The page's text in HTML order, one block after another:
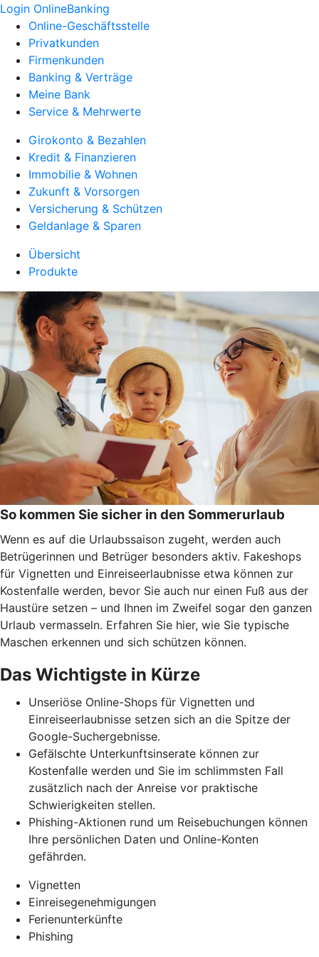
Login OnlineBanking
Online-Geschäftsstelle
Privatkunden
Firmenkunden
Banking & Verträge
Meine Bank
Service & Mehrwerte
Girokonto & Bezahlen
Kredit & Finanzieren
Immobilie & Wohnen
Zukunft & Vorsorgen
Versicherung & Schützen
Geldanlage & Sparen
Übersicht
Produkte
So kommen Sie sicher in den Sommerurlaub
Wenn es auf die Urlaubssaison zugeht, werden auch
Betrügerinnen und Betrüger besonders aktiv. Fakeshops
für Vignetten und Einreiseerlaubnisse etwa können zur
Kostenfalle werden, bevor Sie auch nur einen Fuß aus der
Haustüre setzen – und Ihnen im Zweifel sogar den ganzen
Urlaub vermasseln. Erfahren Sie hier, wie Sie typische
Maschen erkennen und sich schützen können.
Das Wichtigste in Kürze
Unseriöse Online-Shops für Vignetten und
Einreiseerlaubnisse setzen sich an die Spitze der
Google-Suchergebnisse.
Gefälschte Unterkunftsinserate können zur
Kostenfalle werden und Sie im schlimmsten Fall
zusätzlich nach der Anreise vor praktische
Schwierigkeiten stellen.
Phishing-Aktionen rund um Reisebuchungen können
Ihre persönlichen Daten und Online-Konten
gefährden.
Vignetten
Einreisegenehmigungen
Ferienunterkünfte
Phishing